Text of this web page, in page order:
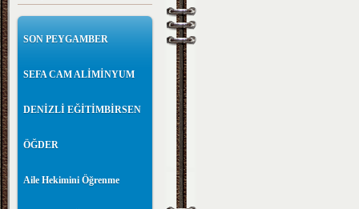
SON PEYGAMBER
SEFA CAM ALİMİNYUM
DENİZLİ EĞİTİMBİRSEN
ÖĞDER
Aile Hekimini Öğrenme